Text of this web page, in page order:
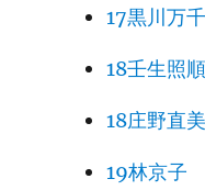
17黒川万
18壬生照順
18庄野直美
19林京子